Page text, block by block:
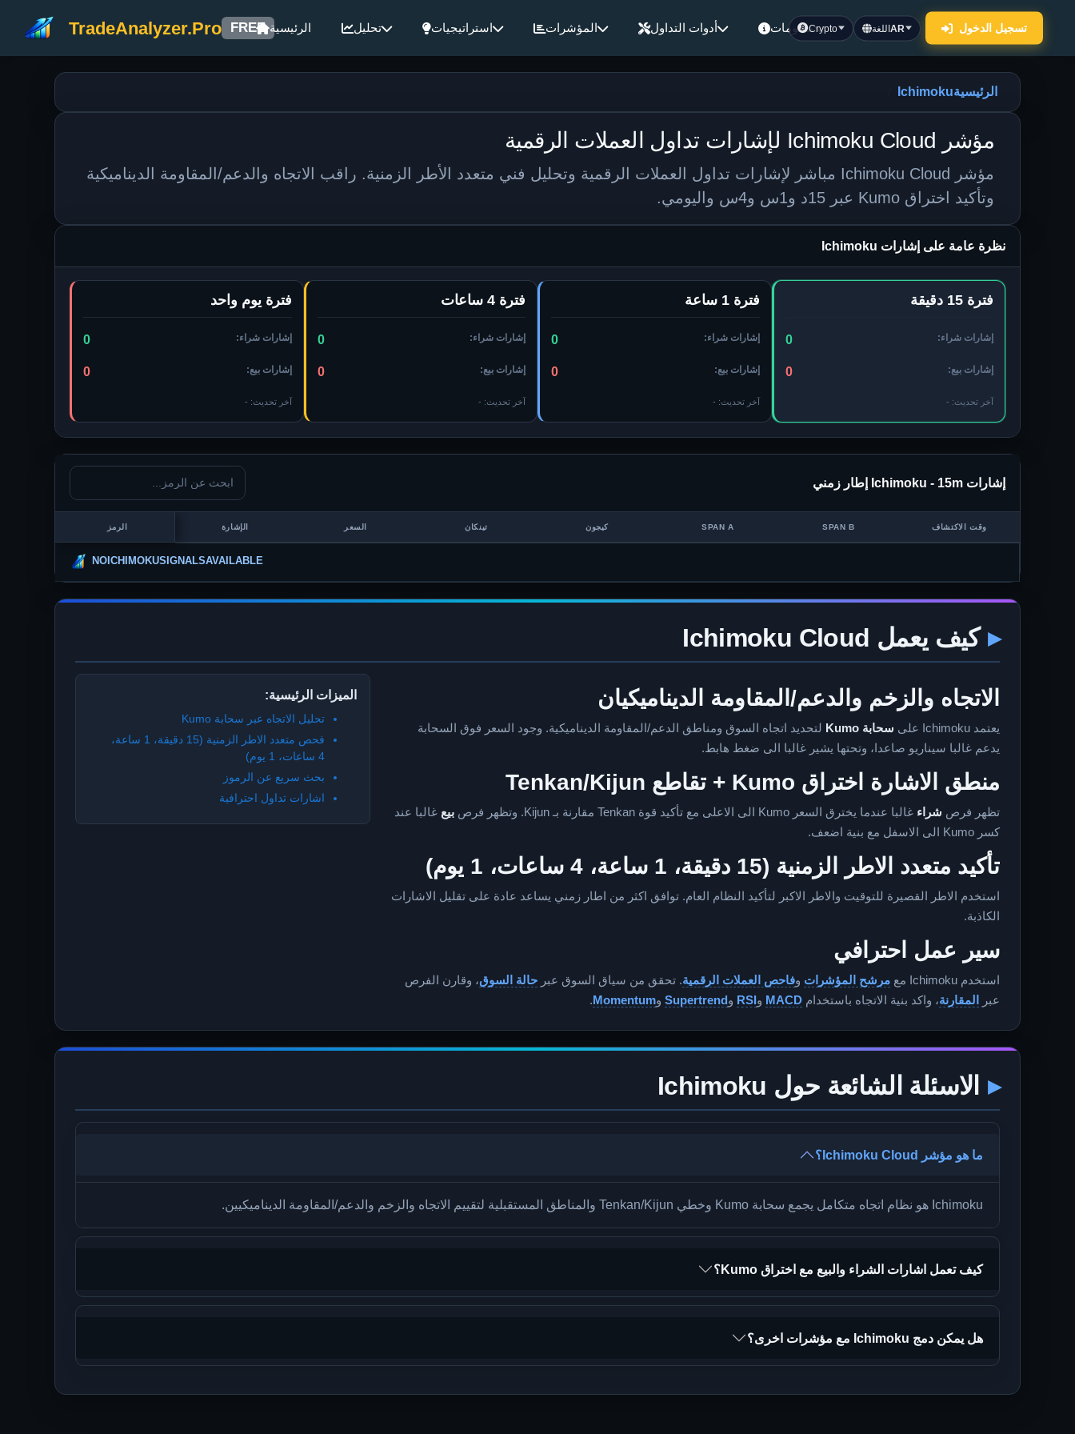
TradeAnalyzer.Pro FREE الرئيسية تحليل استراتيجيات المؤشرات أدوات التداول معلوماتCrypto اللغةAR تسجيل الدخول
الرئيسيةIchimoku
مؤشر Ichimoku Cloud لإشارات تداول العملات الرقمية
مؤشر Ichimoku Cloud مباشر لإشارات تداول العملات الرقمية وتحليل فني متعدد الأطر الزمنية. راقب الاتجاه والدعم/المقاومة الديناميكية
وتأكيد اختراق Kumo عبر 15د و1س و4س واليومي.
نظرة عامة على إشارات Ichimoku
فترة 15 دقيقة
إشارات شراء: 0
إشارات بيع: 0
آخر تحديث: -
فترة 1 ساعة
إشارات شراء: 0
إشارات بيع: 0
آخر تحديث: -
فترة 4 ساعات
إشارات شراء: 0
إشارات بيع: 0
آخر تحديث: -
فترة يوم واحد
إشارات شراء: 0
إشارات بيع: 0
آخر تحديث: -
إشارات Ichimoku - 15m إطار زمني
الرمز الإشارة السعر تينكان كيجون SPAN A SPAN B وقت الاكتشاف
NOICHIMOKUSIGNALSAVAILABLE
كيف يعمل Ichimoku Cloud
الاتجاه والزخم والدعم/المقاومة الديناميكيان
يعتمد Ichimoku على سحابة Kumo
لتحديد اتجاه السوق ومناطق الدعم/المقاومة الديناميكية. وجود السعر فوق السحابة
يدعم غالبا سيناريو صاعدا، وتحتها يشير غالبا الى ضغط هابط.
منطق الاشارة اختراق Kumo + تقاطع Tenkan/Kijun
تظهر فرص شراء غالبا عندما يخترق السعر Kumo الى الاعلى مع تأكيد قوة Tenkan مقارنة بـ Kijun. وتظهر فرص بيع غالبا عند
كسر Kumo الى الاسفل مع بنية اضعف.
تأكيد متعدد الاطر الزمنية (15 دقيقة، 1 ساعة، 4 ساعات، 1 يوم)
استخدم الاطر القصيرة للتوقيت والاطر الاكبر لتأكيد النظام العام. توافق اكثر من اطار زمني يساعد عادة على تقليل الاشارات
الكاذبة.
سير عمل احترافي
استخدم Ichimoku مع مرشح المؤشرات وفاحص العملات الرقمية. تحقق من سياق السوق عبر حالة السوق، وقارن الفرص
عبر
المقارنة، واكد بنية الاتجاه باستخدام MACD وRSI وSupertrend وMomentum
.
الميزات الرئيسية:
تحليل الاتجاه عبر سحابة Kumo
فحص متعدد الاطر الزمنية (15 دقيقة، 1 ساعة،
4 ساعات، 1 يوم)
بحث سريع عن الرموز
اشارات تداول احترافية
الاسئلة الشائعة حول Ichimoku
ما هو مؤشر Ichimoku Cloud؟
Ichimoku هو نظام اتجاه متكامل يجمع سحابة Kumo وخطي Tenkan/Kijun والمناطق المستقبلية لتقييم الاتجاه والزخم والدعم/المقاومة الديناميكيين.
كيف تعمل اشارات الشراء والبيع مع اختراق Kumo؟
هل يمكن دمج Ichimoku مع مؤشرات اخرى؟